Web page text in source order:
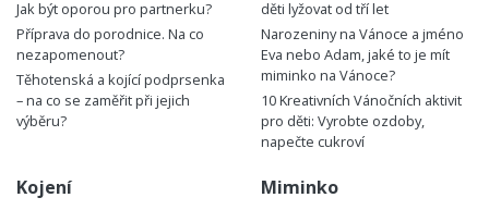
Jak být oporou pro partnerku?
Příprava do porodnice. Na co
nezapomenout?
Těhotenská a kojící podprsenka
– na co se zaměřit při jejich
výběru?
děti lyžovat od tří let
Narozeniny na Vánoce a jméno
Eva nebo Adam, jaké to je mít
miminko na Vánoce?
10 Kreativních Vánočních aktivit
pro děti: Vyrobte ozdoby,
napečte cukroví
Kojení Miminko